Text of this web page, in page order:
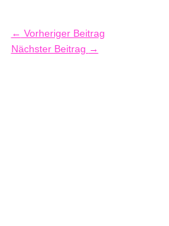
← Vorheriger Beitrag
Nächster Beitrag →